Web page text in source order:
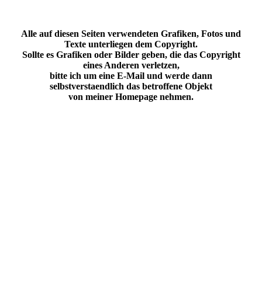
Alle auf diesen Seiten verwendeten Grafiken, Fotos und
Texte unterliegen dem Copyright.
Sollte es Grafiken oder Bilder geben, die das Copyright
eines Anderen verletzen,
bitte ich um eine E-Mail und werde dann
selbstverstaendlich das betroffene Objekt
von meiner Homepage nehmen.